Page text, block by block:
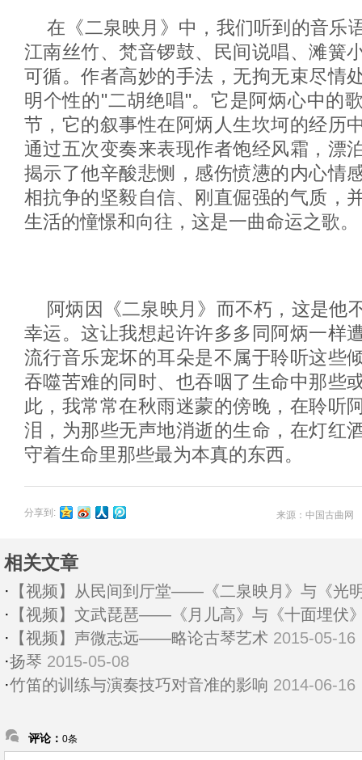
在《二泉映月》中，我们听到的音乐
江南丝竹、梵音锣鼓、民间说唱、滩簧
可循。作者高妙的手法，无拘无束尽情
明个性的"二胡绝唱"。它是阿炳心中的
节，它的叙事性在阿炳人生坎坷的经历
通过五次变奏来表现作者饱经风霜，漂
揭示了他辛酸悲恻，感伤愤懑的内心情
相抗争的坚毅自信、刚直倔强的气质，
生活的憧憬和向往，这是一曲命运之歌。
阿炳因《二泉映月》而不朽，这是他
幸运。这让我想起许许多多同阿炳一样
流行音乐宠坏的耳朵是不属于聆听这些
吞噬苦难的同时、也吞咽了生命中那些
此，我常常在秋雨迷蒙的傍晚，在聆听
泪，为那些无声地消逝的生命，在灯红
守着生命里那些最为本真的东西。
分享到: 来源：中国古
相关文章
· 【视频】从民间到厅堂——《二泉映月》与《光
· 【视频】文武琵琶——《月儿高》与《十面埋伏
· 【视频】声微志远——略论古琴艺术 2015-05-16
·扬琴 2015-05-08
·竹笛的训练与演奏技巧对音准的影响 2014-06-16
评论： 0条